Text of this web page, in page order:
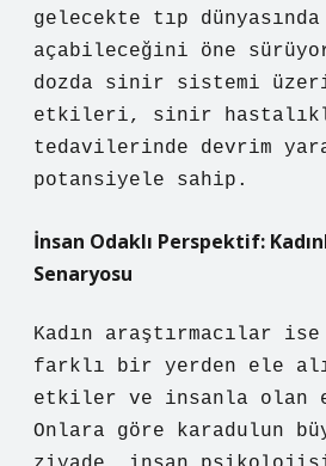
gelecekte tıp
açabileceğini öne
dozda sinir sistemi
etkileri, sinir
tedavilerinde devrim
potansiyele sahip.
İnsan Odaklı Perspektif:
Senaryosu
Kadın araştırmacılar ise
farklı bir yerden ele
etkiler ve insanla olan
Onlara göre karadulun